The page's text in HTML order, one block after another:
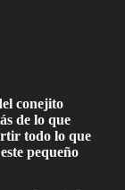
conejito
de lo que
todo lo que
pequeño